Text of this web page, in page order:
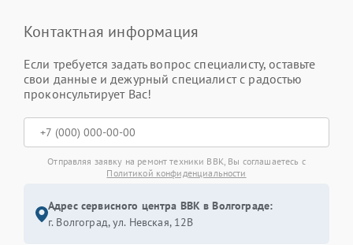
Контактная информация
Если требуется задать вопрос специалисту, оставьте
свои данные и дежурный специалист с радостью
проконсультирует Вас!
Отправляя заявку на ремонт техники BBK, Вы соглашаетесь с
Политикой конфиденциальности
Адрес сервисного центра BBK в Волгограде:
г. Волгоград, ул. Невская, 12В